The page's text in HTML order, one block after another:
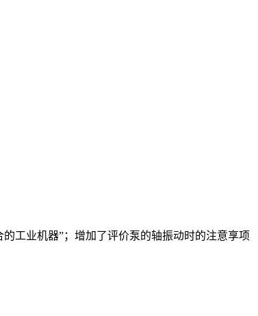
工业机器”；增加了评价泵的轴振动时的注意享项